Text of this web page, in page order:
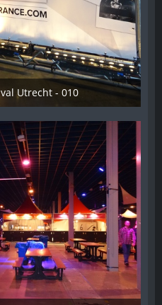
Utrecht - 010